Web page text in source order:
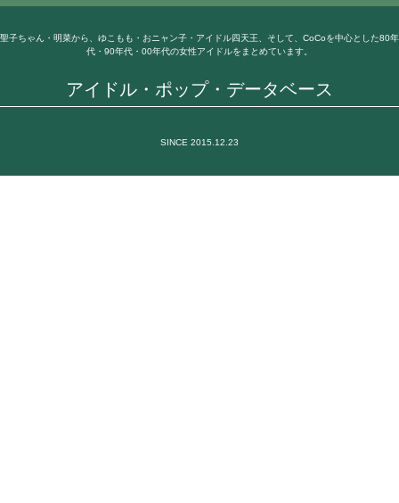
アイドル・ポップ・データベース
聖子ちゃん・明菜から、ゆこもも・おニャン子・アイドル四天王、そして、CoCoを中心とした80年
代・90年代・00年代の女性アイドルをまとめています。
SINCE 2015.12.23